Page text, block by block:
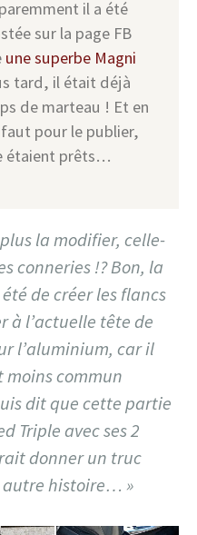
il a été
sur la page FB
une superbe Magni
tard, il était déjà
de marteau ! Et en
pour le publier,
étaient prêts…
la modifier, celle-
conneries !? Bon, la
de créer les flancs
à l’actuelle tête de
l’aluminium, car il
commun
dit que cette partie
Triple avec ses 2
donner un truc
autre histoire… »